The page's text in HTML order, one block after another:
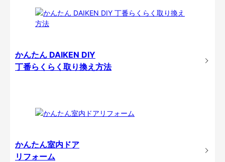
かんたん DAIKEN DIY
丁番らくらく取り換え方法
かんたん室内ドア
リフォーム